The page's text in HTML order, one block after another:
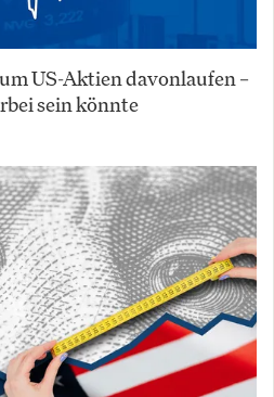
US-Aktien davonlaufen –
sein könnte